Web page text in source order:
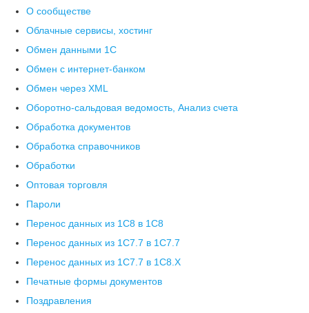
О сообществе
Облачные сервисы, хостинг
Обмен данными 1С
Обмен с интернет-банком
Обмен через XML
Оборотно-сальдовая ведомость, Анализ счета
Обработка документов
Обработка справочников
Обработки
Оптовая торговля
Пароли
Перенос данных из 1C8 в 1C8
Перенос данных из 1С7.7 в 1C7.7
Перенос данных из 1С7.7 в 1C8.X
Печатные формы документов
Поздравления